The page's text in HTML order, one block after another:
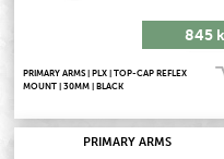
845
PRIMARY ARMS | PLX | TOP-CAP REFLEX
MOUNT | 30MM | BLACK
PRIMARY ARMS